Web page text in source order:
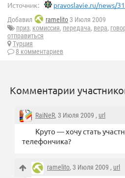
Источник: pravoslavie.ru/news/
Добавил ramelito 3 Июля 2009
приз, комиссия, передача, вера,
отправиться
Турция
8 комментариев
Комментарии
RaiNeR, 3 Июля 2009 , url
Круто — хочу стать
телефончика?
ramelito, 3 Июля 2009 , url